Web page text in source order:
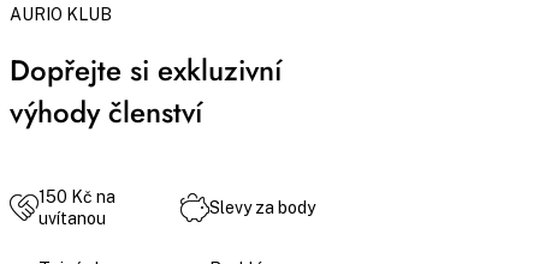
AURIO KLUB
Dopřejte si exkluzivní
výhody členství
150 Kč na
uvítanou
Slevy za body